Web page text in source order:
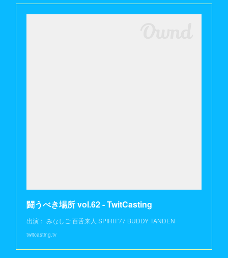
闘うべき場所 vol.62 - TwitCasting
出演： みなしご 百舌来人 SPIRIT'77 BUDDY TANDEN
twitcasting.tv